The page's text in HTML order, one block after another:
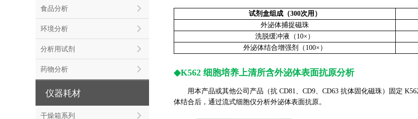
食品分析
环境分析
分析用试剂
药物分析
仪器耗材
干燥箱系列
试剂盒组成（300次用）
外泌体捕捉磁珠
洗脱缓冲液（10×）
外泌体结合增强剂（100×）
◆K562 细胞培养上清所含外泌体表面抗原分析
用本产品或其他公司产品（抗 CD81、CD9、CD63 抗体固化磁珠）固定
体结合后，通过流式细胞仪分析外泌体表面抗原。